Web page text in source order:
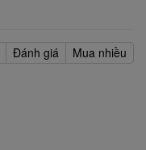
Đánh giá Mua nhiều